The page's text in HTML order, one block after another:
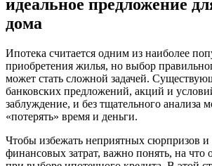
идеальное предложение
дома
Ипотека считается одним из наиболее
приобретения жилья, но выбор
может стать сложной задачей.
банковских предложений, акций и
заблуждение, и без тщательного анализа
«потерять» время и деньги.
Чтобы избежать неприятных сюрпризов
финансовых затрат, важно понять, на что